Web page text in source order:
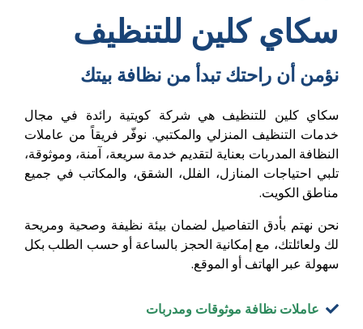
سكاي كلين للتنظيف
نؤمن أن راحتك تبدأ من نظافة بيتك
سكاي كلين للتنظيف هي شركة كويتية رائدة في مجال
خدمات التنظيف المنزلي والمكتبي. نوفّر فريقاً من عاملات
النظافة المدربات بعناية لتقديم خدمة سريعة، آمنة، وموثوقة،
تلبي احتياجات المنازل، الفلل، الشقق، والمكاتب في جميع
مناطق الكويت.
نحن نهتم بأدق التفاصيل لضمان بيئة نظيفة وصحية ومريحة
لك ولعائلتك، مع إمكانية الحجز بالساعة أو حسب الطلب بكل
سهولة عبر الهاتف أو الموقع.
عاملات نظافة موثوقات ومدربات